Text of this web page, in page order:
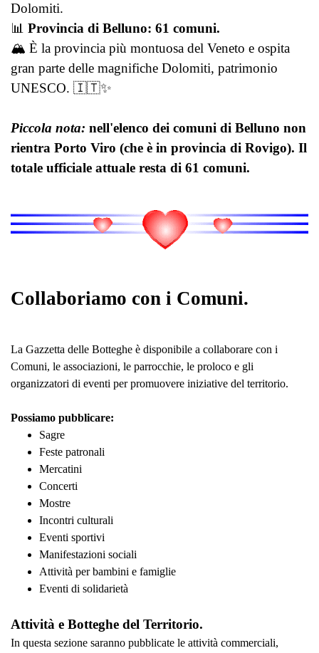
Dolomiti.
📊 Provincia di Belluno: 61 comuni.
🏔️ È la provincia più montuosa del Veneto e ospita
gran parte delle magnifiche Dolomiti, patrimonio
UNESCO. 🇮🇹✨
Piccola nota: nell'elenco dei comuni di Belluno non
rientra Porto Viro (che è in provincia di Rovigo). Il
totale ufficiale attuale resta di 61 comuni.
Collaboriamo con i Comuni.
La Gazzetta delle Botteghe è disponibile a collaborare con i
Comuni, le associazioni, le parrocchie, le proloco e gli
organizzatori di eventi per promuovere iniziative del territorio.
Possiamo pubblicare:
Sagre
Feste patronali
Mercatini
Concerti
Mostre
Incontri culturali
Eventi sportivi
Manifestazioni sociali
Attività per bambini e famiglie
Eventi di solidarietà
Attività e Botteghe del Territorio.
In questa sezione saranno pubblicate le attività commerciali,